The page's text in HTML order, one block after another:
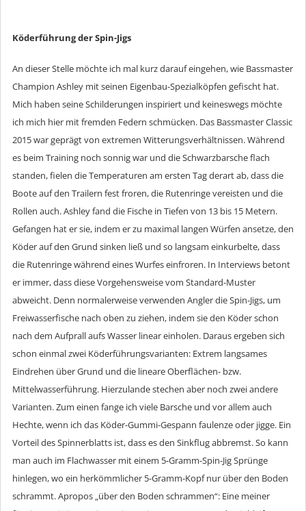
Köderführung der Spin-Jigs
An dieser Stelle möchte ich mal kurz darauf eingehen, wie Bassmaster
Champion Ashley mit seinen Eigenbau-Spezialköpfen gefischt hat.
Mich haben seine Schilderungen inspiriert und keineswegs möchte
ich mich hier mit fremden Federn schmücken. Das Bassmaster Classic
2015 war geprägt von extremen Witterungsverhältnissen. Während
es beim Training noch sonnig war und die Schwarzbarsche flach
standen, fielen die Temperaturen am ersten Tag derart ab, dass die
Boote auf den Trailern fest froren, die Rutenringe vereisten und die
Rollen auch. Ashley fand die Fische in Tiefen von 13 bis 15 Metern.
Gefangen hat er sie, indem er zu maximal langen Würfen ansetze, den
Köder auf den Grund sinken ließ und so langsam einkurbelte, dass
die Rutenringe während eines Wurfes einfroren. In Interviews betont
er immer, dass diese Vorgehensweise vom Standard-Muster
abweicht. Denn normalerweise verwenden Angler die Spin-Jigs, um
Freiwasserfische nach oben zu ziehen, indem sie den Köder schon
nach dem Aufprall aufs Wasser linear einholen. Daraus ergeben sich
schon einmal zwei Köderführungsvarianten: Extrem langsames
Eindrehen über Grund und die lineare Oberflächen- bzw.
Mittelwasserführung. Hierzulande stechen aber noch zwei andere
Varianten. Zum einen fange ich viele Barsche und vor allem auch
Hechte, wenn ich das Köder-Gummi-Gespann faulenze oder jigge. Ein
Vorteil des Spinnerblatts ist, dass es den Sinkflug abbremst. So kann
man auch im Flachwasser mit einem 5-Gramm-Spin-Jig Sprünge
hinlegen, wo ein herkömmlicher 5-Gramm-Kopf nur über den Boden
schrammt. Apropos „über den Boden schrammen“: Eine meiner